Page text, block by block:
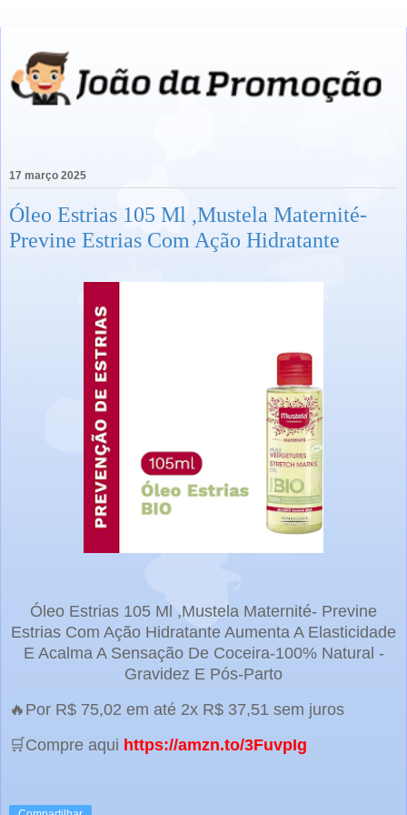
17 março 2025
Óleo Estrias 105 Ml ,Mustela Maternité-
Previne Estrias Com Ação Hidratante
Óleo Estrias 105 Ml ,Mustela Maternité- Previne
Estrias Com Ação Hidratante Aumenta A Elasticidade
E Acalma A Sensação De Coceira-100% Natural -
Gravidez E Pós-Parto
🔥Por R$ 75,02 em até 2x R$ 37,51 sem juros
🛒Compre aqui https://amzn.to/3FuvpIg